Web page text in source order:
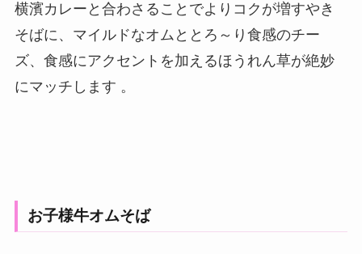
横濱カレーと合わさることでよりコクが増すやき
そばに、マイルドなオムととろ～り食感のチー
ズ、食感にアクセントを加えるほうれん草が絶妙
にマッチします 。
お子様牛オムそば